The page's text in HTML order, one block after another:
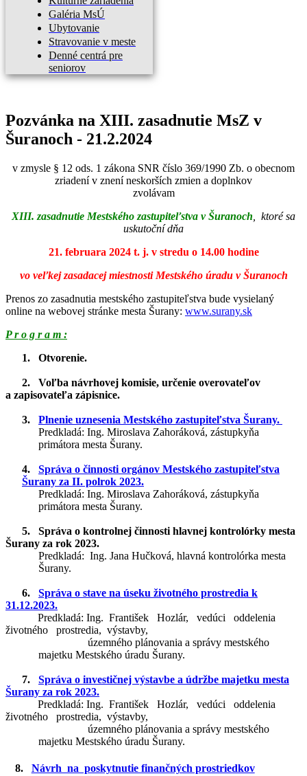
Galéria MsÚ
Ubytovanie
Stravovanie v meste
Denné centrá pre
seniorov
Pozvánka na XIII. zasadnutie MsZ v
Šuranoch - 21.2.2024
v zmysle § 12 ods. 1 zákona SNR číslo 369/1990 Zb. o obecnom
zriadení v znení neskorších zmien a doplnkov
zvolávam
XIII. zasadnutie Mestského zastupiteľstva v Šuranoch
ktoré sa
uskutoční dňa
21. februara 2024 t. j. v stredu o 14.00 hodine
vo veľkej zasadacej miestnosti Mestského úradu v Šuranoch
Prenos zo zasadnutia mestského zastupiteľstva bude vysielaný
online na webovej stránke mesta Šurany: www.surany.sk
P r o g r a m :
1. Otvorenie.
2. Voľba návrhovej komisie, určenie overovateľov
a zapisovateľa zápisnice.
3. Plnenie uznesenia Mestského zastupiteľstva Šurany.
Predkladá: Ing. Miroslava Zahoráková, zástupkyňa
primátora mesta Šurany.
4. Správa o činnosti orgánov Mestského zastupiteľstva
Šurany za II. polrok 2023.
Predkladá: Ing. Miroslava Zahoráková, zástupkyňa
primátora mesta Šurany.
5. Správa o kontrolnej činnosti hlavnej kontrolórky mesta
Šurany za rok 2023.
Predkladá: Ing. Jana Hučková, hlavná kontrolórka mesta
Šurany.
6. Správa o stave na úseku životného prostredia k
31.12.2023.
Predkladá: Ing. František Hozlár, vedúci oddelenia
životného prostredia, výstavby,
územného plánovania a správy mestského
majetku Mestského úradu Šurany.
7. Správa o investičnej výstavbe a údržbe majetku mesta
Šurany za rok 2023.
Predkladá: Ing. František Hozlár, vedúci oddelenia
životného prostredia, výstavby,
územného plánovania a správy mestského
majetku Mestského úradu Šurany.
8. Návrh na poskytnutie finančných prostriedkov